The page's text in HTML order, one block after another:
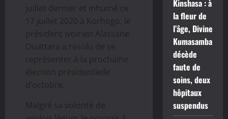
juillet dernier et inhumé ce
17 juillet 2020 à Korhogo, le
président ivoirien Alassane
Ouattara a résolu de se
représenter à la prochaine
élection présidentielle
d’octobre.
Malgré sa volonté de
Kinshasa : à
la fleur de
l’âge, Divine
Kumasamba
décède
faute de
soins, deux
hôpitaux
suspendus